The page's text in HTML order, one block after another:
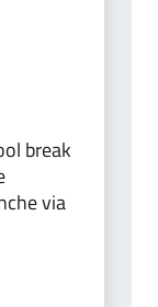
break
via